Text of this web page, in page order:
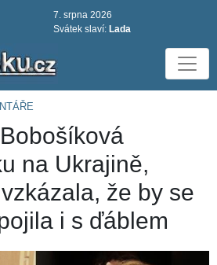
7. srpna 2026
Svátek slaví: Lada
na Ukrajině,
že by se
i s ďáblem